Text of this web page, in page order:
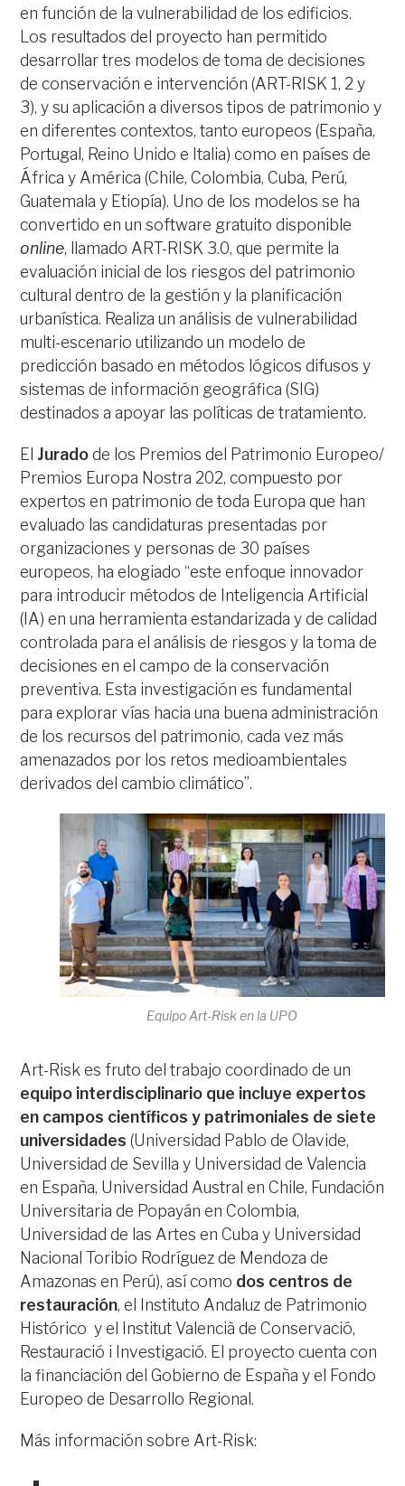
en función de la vulnerabilidad de los edificios.
Los resultados del proyecto han permitido
desarrollar tres modelos de toma de decisiones
de conservación e intervención (ART-RISK 1, 2 y
3), y su aplicación a diversos tipos de patrimonio y
en diferentes contextos, tanto europeos (España,
Portugal, Reino Unido e Italia) como en países de
África y América (Chile, Colombia, Cuba, Perú,
Guatemala y Etiopía). Uno de los modelos se ha
convertido en un software gratuito disponible
online, llamado ART-RISK 3.0, que permite la
evaluación inicial de los riesgos del patrimonio
cultural dentro de la gestión y la planificación
urbanística. Realiza un análisis de vulnerabilidad
multi-escenario utilizando un modelo de
predicción basado en métodos lógicos difusos y
sistemas de información geográfica (SIG)
destinados a apoyar las políticas de tratamiento.
El Juradode los Premios del Patrimonio Europeo/
Premios Europa Nostra 202, compuesto por
expertos en patrimonio de toda Europa que han
evaluado las candidaturas presentadas por
organizaciones y personas de 30 países
europeos, ha elogiado “este enfoque innovador
para introducir métodos de Inteligencia Artificial
(IA) en una herramienta estandarizada y de calidad
controlada para el análisis de riesgos y la toma de
decisiones en el campo de la conservación
preventiva. Esta investigación es fundamental
para explorar vías hacia una buena administración
de los recursos del patrimonio, cada vez más
amenazados por los retos medioambientales
derivados del cambio climático”.
Equipo Art-Risk en la UPO
Art-Risk es fruto del trabajo coordinado de un
equipo interdisciplinario que incluye expertos
en campos científicos y patrimoniales de siete
universidades (Universidad Pablo de Olavide,
Universidad de Sevilla y Universidad de Valencia
en España, Universidad Austral en Chile, Fundación
Universitaria de Popayán en Colombia,
Universidad de las Artes en Cuba y Universidad
Nacional Toribio Rodríguez de Mendoza de
Amazonas en Perú), así como dos centros de
restauración, el Instituto Andaluz de Patrimonio
Histórico y el Institut Valencià de Conservació,
Restauració i Investigació. El proyecto cuenta con
la financiación del Gobierno de España y el Fondo
Europeo de Desarrollo Regional.
Más información sobre Art-Risk: